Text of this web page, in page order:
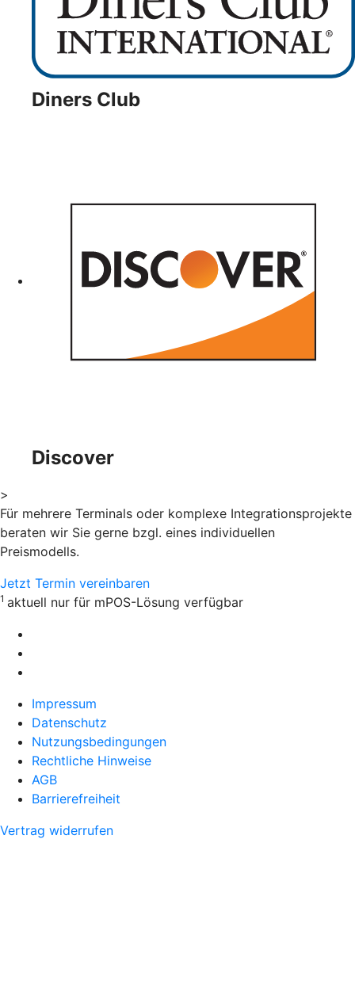
Diners Club
Discover
>
Für mehrere Terminals oder komplexe Integrationsprojekte
beraten wir Sie gerne bzgl. eines individuellen
Preismodells.
Jetzt Termin vereinbaren
1 aktuell nur für mPOS-Lösung verfügbar
Impressum
Datenschutz
Nutzungsbedingungen
Rechtliche Hinweise
AGB
Barrierefreiheit
Vertrag widerrufen